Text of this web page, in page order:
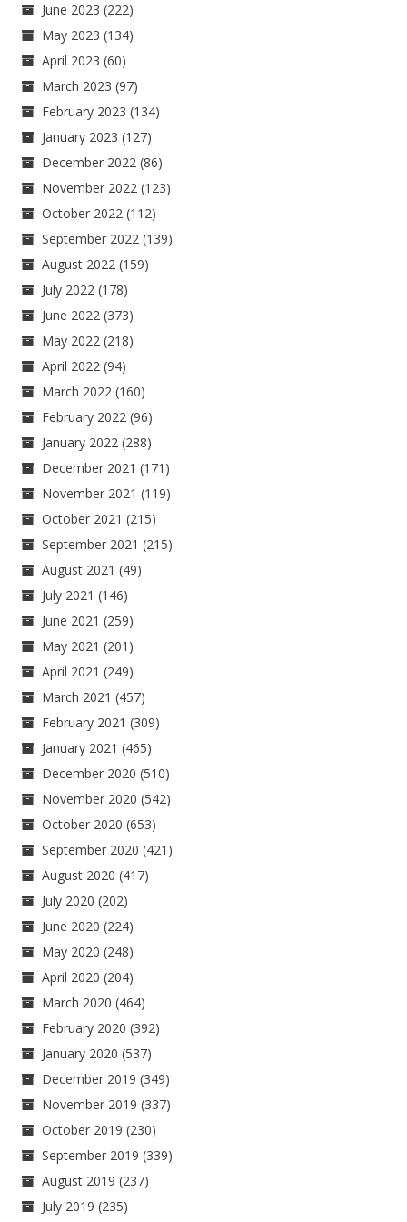
June 2023 (222)
May 2023 (134)
April 2023 (60)
March 2023 (97)
February 2023 (134)
January 2023 (127)
December 2022 (86)
November 2022 (123)
October 2022 (112)
September 2022 (139)
August 2022 (159)
July 2022 (178)
June 2022 (373)
May 2022 (218)
April 2022 (94)
March 2022 (160)
February 2022 (96)
January 2022 (288)
December 2021 (171)
November 2021 (119)
October 2021 (215)
September 2021 (215)
August 2021 (49)
July 2021 (146)
June 2021 (259)
May 2021 (201)
April 2021 (249)
March 2021 (457)
February 2021 (309)
January 2021 (465)
December 2020 (510)
November 2020 (542)
October 2020 (653)
September 2020 (421)
August 2020 (417)
July 2020 (202)
June 2020 (224)
May 2020 (248)
April 2020 (204)
March 2020 (464)
February 2020 (392)
January 2020 (537)
December 2019 (349)
November 2019 (337)
October 2019 (230)
September 2019 (339)
August 2019 (237)
July 2019 (235)